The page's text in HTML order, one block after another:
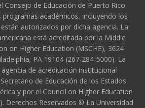
Consejo de Educación de Puerto Rico
programas académicos, incluyendo los
autorizados por dicha agencia. La
está acreditada por la Middle
on Higher Education (MSCHE), 3624
PA 19104 (267-284-5000). La
agencia de acreditación institucional
de Educación de los Estados
y por el Council on Higher Education
Derechos Reservados © La Universidad